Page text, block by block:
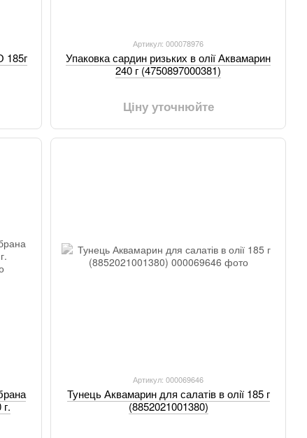
185г
Артикул: 000078976
Упаковка сардин ризьких в олії Аквамарин
240 г (4750897000381)
Ціну уточнюйте
г.
Артикул: 000069646
Тунець Аквамарин для салатів в олії 185 г
(8852021001380)